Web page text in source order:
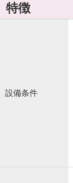
特徴
設備条件